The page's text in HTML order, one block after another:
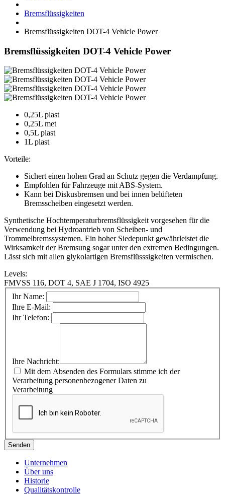
Bremsflüssigkeiten
Bremsflüssigkeiten DOT-4 Vehicle Power
Bremsflüssigkeiten DOT-4 Vehicle Power
0,25L plast
0,25L met
0,5L plast
1L plast
Vorteile:
Sichert einen hohen Grad an Schutz gegen die Verdampfung.
Empfohlen für Fahrzeuge mit ABS-System.
Kann bei Diskusbremsen und bei innen belüfteten
Bremsscheiben eingesetzt werden.
Synthetische Hochtemperaturbremsflüssigkeit vorgesehen für die
Verwendung bei Hydroantrieb von Scheiben- und
Trommelbremssystemen. Ein hoher Siedepunkt gewährleistet die
Wirksamkeit der Bremsung sogar unter den extremen Bedingungen.
Lässt sich mit allen glykolartigen Bremsflüsssigkeiten vermischen.
Levels:
FMVSS 116, DOT 4, SAE J 1704, ISO 4925
Ihr Name:
Ihre E-Mail:
Ihr Telefon:
Ihre Nachricht:
Mit dem Absenden des Formulars stimme ich der
Verarbeitung personenbezogener Daten zu
Verarbeitung
Senden
Unternehmen
Über uns
Historie
Qualitätskontrolle